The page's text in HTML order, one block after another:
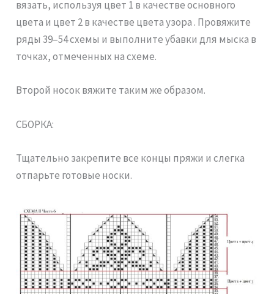
вязать, используя цвет 1 в качестве основного
цвета и цвет 2 в качестве цвета узора . Провяжите
ряды 39–54 схемы и выполните убавки для мыска в
точках, отмеченных на схеме.
Второй носок вяжите таким же образом.
СБОРКА:
Тщательно закрепите все концы пряжи и слегка
отпарьте готовые носки.